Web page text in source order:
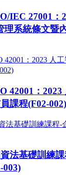
IEC 27001：
理系統條文暨
42001：
課程(F02-002)
資法基礎訓練
003)